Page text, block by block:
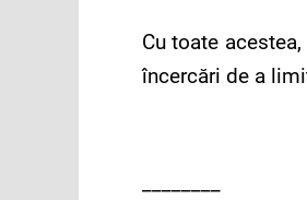
Cu toate
încercări de a